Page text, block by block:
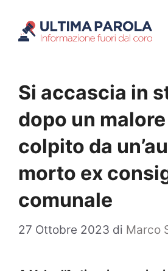
Si accascia in
dopo un
colpito da
morto ex
comunale
27 Ottobre 2023 di Marco